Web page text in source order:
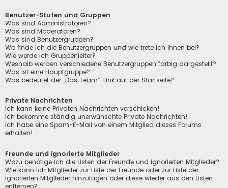
Benutzer-Stufen und Gruppen
Was sind Administratoren?
Was sind Moderatoren?
Was sind Benutzergruppen?
Wo finde ich die Benutzergruppen und wie trete ich ihnen bei?
Wie werde ich Gruppenleiter?
Weshalb werden verschiedene Benutzergruppen farbig dargestellt?
Was ist eine Hauptgruppe?
Was bedeutet der „Das Team“-Link auf der Startseite?
Private Nachrichten
Ich kann keine Privaten Nachrichten verschicken!
Ich bekomme ständig unerwünschte Private Nachrichten!
Ich habe eine Spam-E-Mail von einem Mitglied dieses Forums
erhalten!
Freunde und ignorierte Mitglieder
Wozu benötige ich die Listen der Freunde und ignorierten Mitglieder?
Wie kann ich Mitglieder zur Liste der Freunde oder zur Liste der
ignorierten Mitglieder hinzufügen oder diese wieder aus den Listen
entfernen?